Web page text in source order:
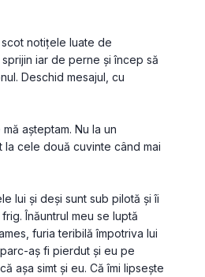
notițele luate de
iar de perne și încep să
Deschid mesajul, cu
așteptam. Nu la un
la cele două cuvinte când mai
lui și deși sunt sub pilotă și îi
Înăuntrul meu se luptă
furia teribilă împotriva lui
aș fi pierdut și eu pe
așa simt și eu. Că îmi lipsește